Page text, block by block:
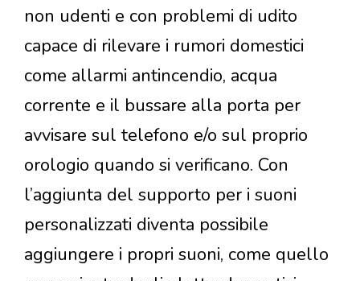
non udenti e con problemi di udito
capace di rilevare i rumori domestici
come allarmi antincendio, acqua
corrente e il bussare alla porta per
avvisare sul telefono e/o sul proprio
orologio quando si verificano. Con
l’aggiunta del supporto per i suoni
personalizzati diventa possibile
aggiungere i propri suoni, come quello